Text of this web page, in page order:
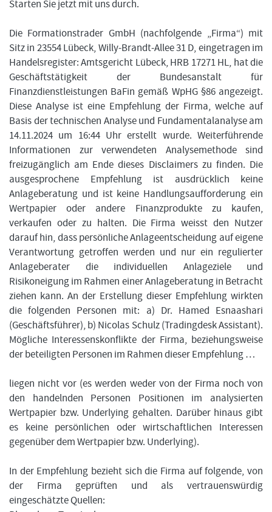
Starten Sie jetzt mit uns durch.
Die Formationstrader GmbH (nachfolgende „Firma“) mit
Sitz in 23554 Lübeck, Willy-Brandt-Allee 31 D, eingetragen im
Handelsregister: Amtsgericht Lübeck, HRB 17271 HL, hat die
Geschäftstätigkeit der Bundesanstalt für
Finanzdienstleistungen BaFin gemäß WpHG §86 angezeigt.
Diese Analyse ist eine Empfehlung der Firma, welche auf
Basis der technischen Analyse und Fundamentalanalyse am
14.11.2024 um 16:44 Uhr erstellt wurde. Weiterführende
Informationen zur verwendeten Analysemethode sind
freizugänglich am Ende dieses Disclaimers zu finden. Die
ausgesprochene Empfehlung ist ausdrücklich keine
Anlageberatung und ist keine Handlungsaufforderung ein
Wertpapier oder andere Finanzprodukte zu kaufen,
verkaufen oder zu halten. Die Firma weisst den Nutzer
darauf hin, dass persönliche Anlageentscheidung auf eigene
Verantwortung getroffen werden und nur ein regulierter
Anlageberater die individuellen Anlageziele und
Risikoneigung im Rahmen einer Anlageberatung in Betracht
ziehen kann. An der Erstellung dieser Empfehlung wirkten
die folgenden Personen mit: a) Dr. Hamed Esnaashari
(Geschäftsführer), b) Nicolas Schulz (Tradingdesk Assistant).
Mögliche Interessenskonflikte der Firma, beziehungsweise
der beteiligten Personen im Rahmen dieser Empfehlung …
liegen nicht vor (es werden weder von der Firma noch von
den handelnden Personen Positionen im analysierten
Wertpapier bzw. Underlying gehalten. Darüber hinaus gibt
es keine persönlichen oder wirtschaftlichen Interessen
gegenüber dem Wertpapier bzw. Underlying).
In der Empfehlung bezieht sich die Firma auf folgende, von
der Firma geprüften und als vertrauenswürdig
eingeschätzte Quellen: